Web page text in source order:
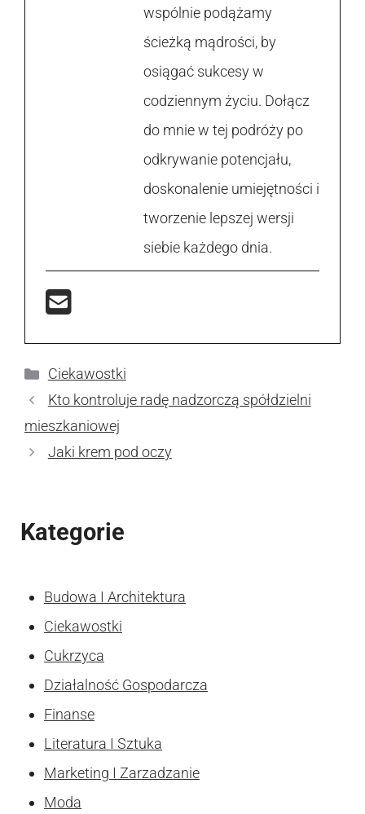
wspólnie podążamy
ścieżką mądrości, by
osiągać sukcesy w
codziennym życiu. Dołącz
do mnie w tej podróży po
odkrywanie potencjału,
doskonalenie umiejętności i
tworzenie lepszej wersji
siebie każdego dnia.
Kategorie
Ciekawostki
Kto kontroluje radę nadzorczą spółdzielni
mieszkaniowej
Jaki krem pod oczy
Kategorie
Budowa I Architektura
Ciekawostki
Cukrzyca
Działalność Gospodarcza
Finanse
Literatura I Sztuka
Marketing I Zarzadzanie
Moda